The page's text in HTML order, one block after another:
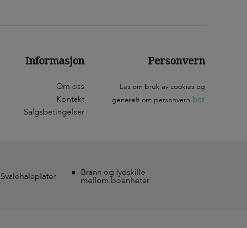
Informasjon
Om oss
Kontakt
Salgsbetingelser
Personvern
Les om bruk av cookies og
generelt om personvern her
Svalehaleplater Brann og lydskille
mellom boenheter